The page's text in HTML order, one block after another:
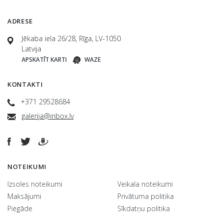
ADRESE
Jēkaba iela 26/28, Rīga, LV-1050
Latvija
APSKATĪT KARTI WAZE
KONTAKTI
+371 29528684
galerija@inbox.lv
NOTEIKUMI
Izsoles noteikumi
Maksājumi
Piegāde
Veikala noteikumi
Privātuma politika
Sīkdatņu politika